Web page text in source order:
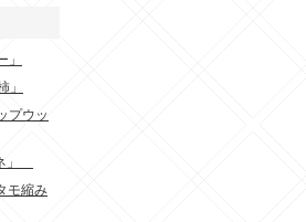
」
プウッ
」
モ縮み